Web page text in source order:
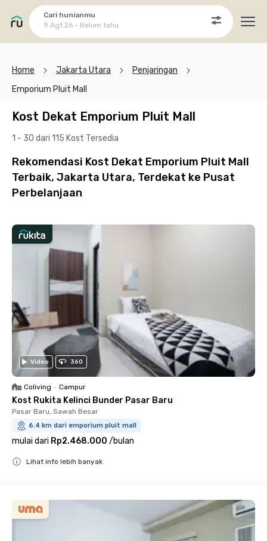
Cari hunianmu
9 Agt 26 - Belum tahu
Home Jakarta Utara
Penjaringan
Emporium Pluit Mall
Kost Dekat Emporium Pluit Mall
1 - 30 dari 115 Kost Tersedia
Rekomendasi Kost Dekat Emporium Pluit Mall
Terbaik, Jakarta Utara, Terdekat ke Pusat
Perbelanjaan
Video 360
Coliving • Campur
Kost Rukita Kelinci Bunder Pasar Baru
Pasar Baru, Sawah Besar
6.4 km dari emporium pluit mall
mulai dari Rp2.468.000 /bulan
Lihat info lebih banyak